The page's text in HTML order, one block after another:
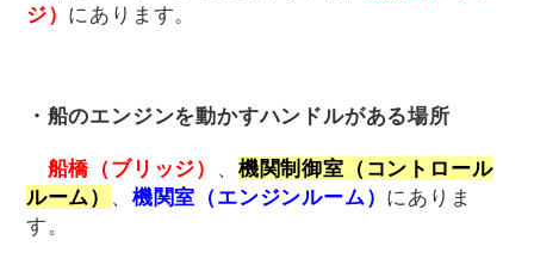
ジ） にあります。
・船のエンジンを動かすハンドルがある場所
船橋（ブリッジ） 、 機関制御室（コントロール
ルーム） 、 機関室（エンジンルーム） にありま
す。